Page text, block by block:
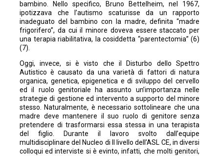
bambino. Nello specifico, Bruno Bettelheim, nel 1967,
ipotizzava che l’autismo scaturisse da un rapporto
inadeguato del bambino con la madre, definita “madre
frigorifero”, da cui il minore doveva essere staccato per
una terapia riabilitativa, la cosiddetta “parentectomia” (6)
(7).
Oggi, invece, si è visto che il Disturbo dello Spettro
Autistico è causato da una varietà di fattori di natura
organica, genetica, epigenetica e di sviluppo del cervello
ed il ruolo genitoriale ha assunto un’importanza nelle
strategie di gestione ed intervento a supporto del minore
stesso. Naturalmente, è necessario sottolineare che una
madre deve mantenere il suo ruolo di genitore senza
pretendere di trasformarsi essa stessa in una terapista
del figlio. Durante il lavoro svolto dall’equipe
multidisciplinare del Nucleo di II livello dell’ASL CE, in diversi
colloqui ed interviste si è evinto, infatti, che molti genitori,